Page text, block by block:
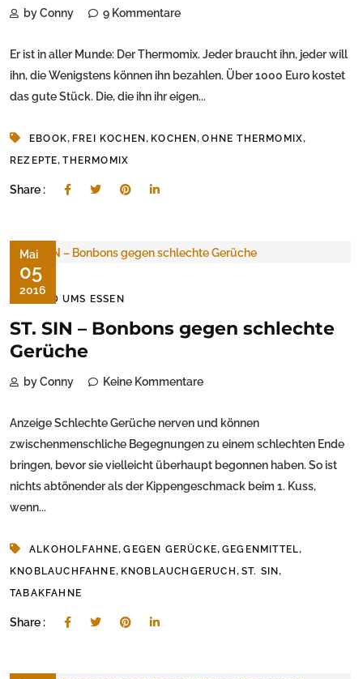
by Conny 9 Kommentare
Er ist in aller Munde: Der Thermomix. Jeder braucht ihn, jeder will
ihn, die Wenigstens können ihn bezahlen. Über 1000 Euro kostet
das gute Stück. Die, die ihn ihr eigen...
EBOOK, FREI KOCHEN, KOCHEN,OHNE THERMOMIX,
REZEPTE,THERMOMIX
Share :
Mai
05
2016
RUND UMS ESSEN
ST. SIN – Bonbons gegen schlechte
Gerüche
by Conny Keine Kommentare
Anzeige Schlechte Gerüche nerven und können
zwischenmenschliche Begegnungen zu einem schlechten Ende
bringen, bevor sie vielleicht überhaupt begonnen haben. So ist
nichts abtönender als der Kippengeschmack beim 1. Kuss,
wenn...
ALKOHOLFAHNE,GEGEN GERÜCKE,GEGENMITTEL,
KNOBLAUCHFAHNE, KNOBLAUCHGERUCH, ST. SIN,
TABAKFAHNE
Share :